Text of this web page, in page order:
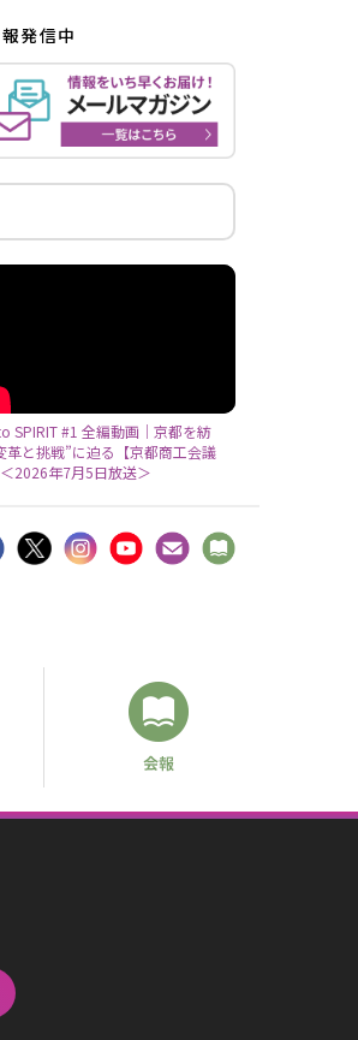
発信中
SPIRIT #1 全編動画｜京都を紡
革と挑戦”に迫る【京都商工会議
2026年7月5日放送＞